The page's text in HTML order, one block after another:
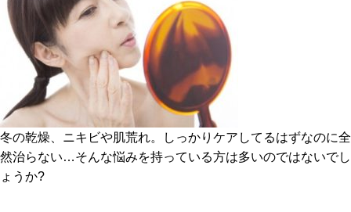
冬の乾燥、ニキビや肌荒れ。しっかりケアしてるはずなのに全
然治らない…そんな悩みを持っている方は多いのではないでし
ょうか?